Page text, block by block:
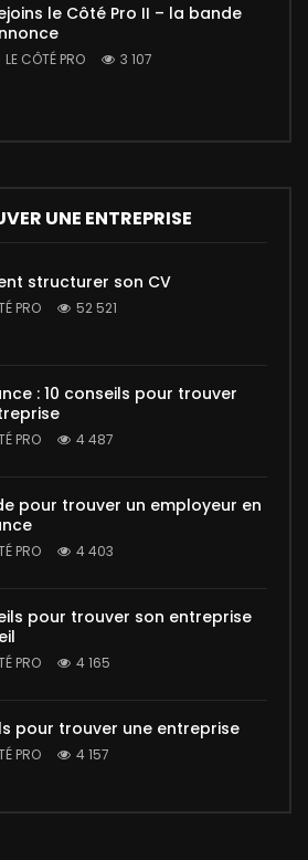
le Côté Pro II – la bande
LE CÔTÉ PRO 3 107
UNE ENTREPRISE
structurer son CV
PRO 52 521
: 10 conseils pour trouver
PRO 4 487
pour trouver un employeur en
PRO 4 403
pour trouver son entreprise
PRO 4 165
pour trouver une entreprise
PRO 4 157